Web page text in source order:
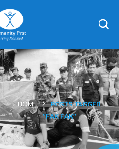
HOME
POSTS TAGGED
"FAK FAK"